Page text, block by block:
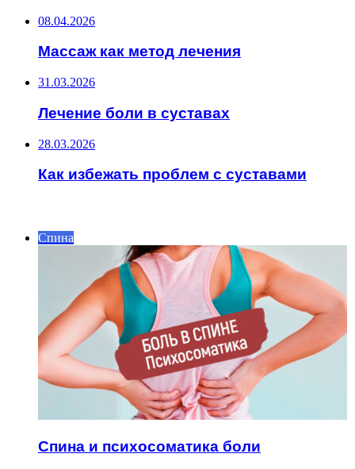
08.04.2026
Массаж как метод лечения
31.03.2026
Лечение боли в суставах
28.03.2026
Как избежать проблем с суставами
Спина
Спина и психосоматика боли